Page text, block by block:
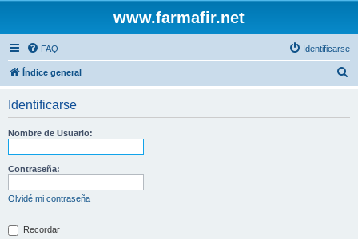
www.farmafir.net
FAQ Identificarse
Índice general
Identificarse
Nombre de Usuario:
Contraseña:
Olvidé mi contraseña
Recordar